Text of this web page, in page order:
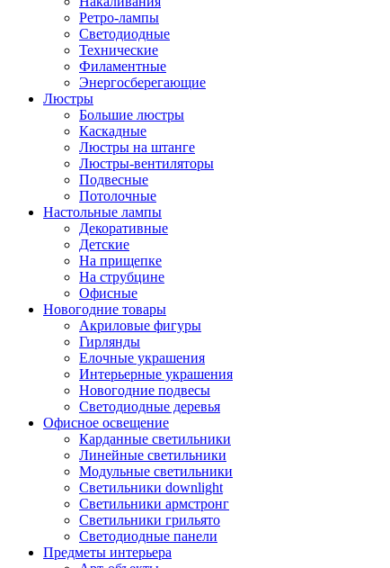
Ретро-лампы
Светодиодные
Технические
Филаментные
Энергосберегающие
Люстры
Большие люстры
Каскадные
Люстры на штанге
Люстры-вентиляторы
Подвесные
Потолочные
Настольные лампы
Декоративные
Детские
На прищепке
На струбцине
Офисные
Новогодние товары
Акриловые фигуры
Гирлянды
Елочные украшения
Интерьерные украшения
Новогодние подвесы
Светодиодные деревья
Офисное освещение
Карданные светильники
Линейные светильники
Модульные светильники
Светильники downlight
Светильники армстронг
Светильники грильято
Светодиодные панели
Предметы интерьера